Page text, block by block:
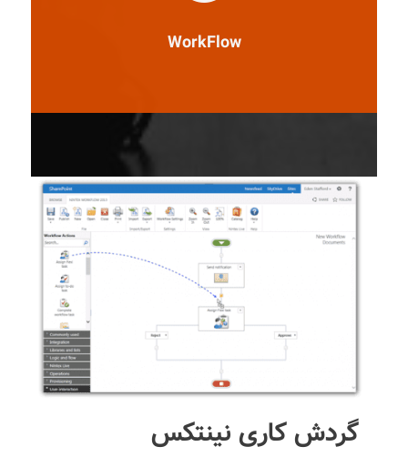
WorkFlow
گردش کاری نینتکس